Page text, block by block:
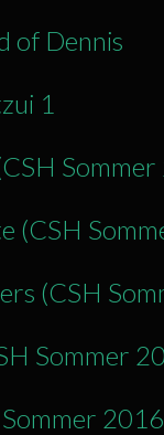
of Dennis
1
(CSH
(CSH
Sommer